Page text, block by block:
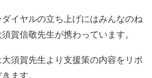
イヤルの立ち上げにはみんなのね
賀信敬先生が携わっています。
須賀先生より支援策の内容をリポ
ます。